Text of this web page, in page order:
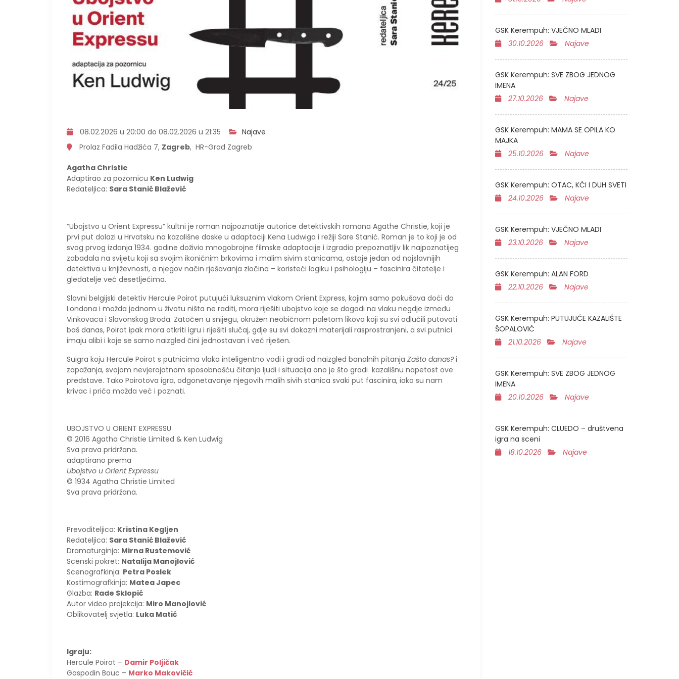
08.02.2026 u 20:00 do 08.02.2026 u 21:35
Najave
Prolaz Fadila Hadžića 7, Zagreb, HR-Grad Zagreb
Agatha Christie
Adaptirao za pozornicu Ken Ludwig
Redateljica: Sara Stanić Blažević
“Ubojstvo u Orient Expressu” kultni je roman najpoznatije autorice detektivskih romana Agathe Christie, koji je
prvi put dolazi u Hrvatsku na kazališne daske u adaptaciji Kena Ludwiga i režiji Sare Stanić. Roman je to koji je od
svog prvog izdanja 1934. godine doživio mnogobrojne filmske adaptacije i izgradio prepoznatljiv lik najpoznatijeg
zabadala na svijetu koji sa svojim ikoničnim brkovima i malim sivim stanicama, ostaje jedan od najslavnijih
detektiva u književnosti, a njegov način rješavanja zločina – koristeći logiku i psihologiju – fascinira čitatelje i
gledatelje već desetljećima.
Slavni belgijski detektiv Hercule Poirot putujući luksuznim vlakom Orient Express, kojim samo pokušava doći do
Londona i možda jednom u životu ništa ne raditi, mora riješiti ubojstvo koje se dogodi na vlaku negdje između
Vinkovaca i Slavonskog Broda. Zatočen u snijegu, okružen neobičnom paletom likova koji su svi odlučili putovati
baš danas, Poirot ipak mora otkriti igru i riješiti slučaj, gdje su svi dokazni materijali rasprostranjeni, a svi putnici
imaju alibi i koje se samo naizgled čini jednostavan i već riješen.
Suigra koju Hercule Poirot s putnicima vlaka inteligentno vodi i gradi od naizgled banalnih pitanja Zašto danas?i
zapažanja, svojom nevjerojatnom sposobnošću čitanja ljudi i situacija ono je što gradi kazališnu napetost ove
predstave. Tako Poirotova igra, odgonetavanje njegovih malih sivih stanica svaki put fascinira, iako su nam
krivac i priča možda već i poznati.
UBOJSTVO U ORIENT EXPRESSU
© 2016 Agatha Christie Limited & Ken Ludwig
Sva prava pridržana.
adaptirano prema
Ubojstvo u Orient Expressu
© 1934 Agatha Christie Limited
Sva prava pridržana.
Prevoditeljica: Kristina Kegljen
Redateljica: Sara Stanić Blažević
Dramaturginja: Mirna Rustemović
Scenski pokret: Natalija Manojlović
Scenografkinja: Petra Poslek
Kostimografkinja: Matea Japec
Glazba: Rade Sklopić
Autor video projekcija: Miro Manojlović
Oblikovatelj svjetla: Luka Matić
Igraju:
Hercule Poirot – Damir Poljičak
Gospodin Bouc – Marko Makovičić
GSK Kerempuh: VJEČNO MLADI
30.10.2026
Najave
GSK Kerempuh: SVE ZBOG JEDNOG
IMENA
27.10.2026
Najave
GSK Kerempuh: MAMA SE OPILA KO
MAJKA
25.10.2026
Najave
GSK Kerempuh: OTAC, KĆI I DUH SVETI
24.10.2026
Najave
GSK Kerempuh: VJEČNO MLADI
23.10.2026
Najave
GSK Kerempuh: ALAN FORD
22.10.2026
Najave
GSK Kerempuh: PUTUJUĆE KAZALIŠTE
ŠOPALOVIĆ
21.10.2026
Najave
GSK Kerempuh: SVE ZBOG JEDNOG
IMENA
20.10.2026
Najave
GSK Kerempuh: CLUEDO – društvena
igra na sceni
18.10.2026
Najave